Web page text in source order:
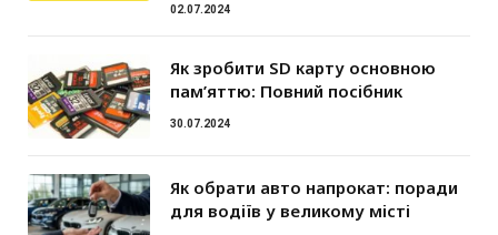
02.07.2024
Як зробити SD карту основною
пам’яттю: Повний посібник
30.07.2024
Як обрати авто напрокат: поради
для водіїв у великому місті